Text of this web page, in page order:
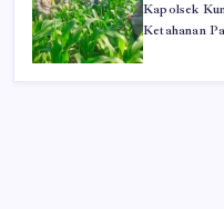
Kapolsek
Ketahanan